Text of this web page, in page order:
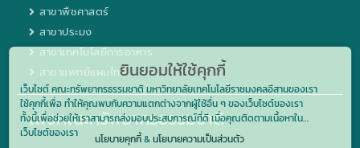
ยินยอมให้ใช้คุกกี้
เว็บไซต์ คณะทรัพยากรธรรมชาติ มหาวิทยาลัยเทคโนโลยีราชมงคลอีสานของเรา
ใช้คุกกี้เพื่อ ทำให้คุณพบกับความแตกต่างจากผู้ใช้อื่น ๆ ของเว็บไซต์ของเรา
ทั้งนี้เพื่อช่วยให้เราสามารถส่งมอบประสบการณ์ที่ดี เมื่อคุณติดตามเนื้อหาใน
เว็บไซต์ของเรา
นโยบายคุกกี้&นโยบายความเป็นส่วนตัว
สาขาพืชศาสตร์
สาขาประมง
สาขาเทคโนโลยีการอาหาร
สาขาแพทย์แผนไทย
เพจคณะทรัพยากรธรรมชาติ